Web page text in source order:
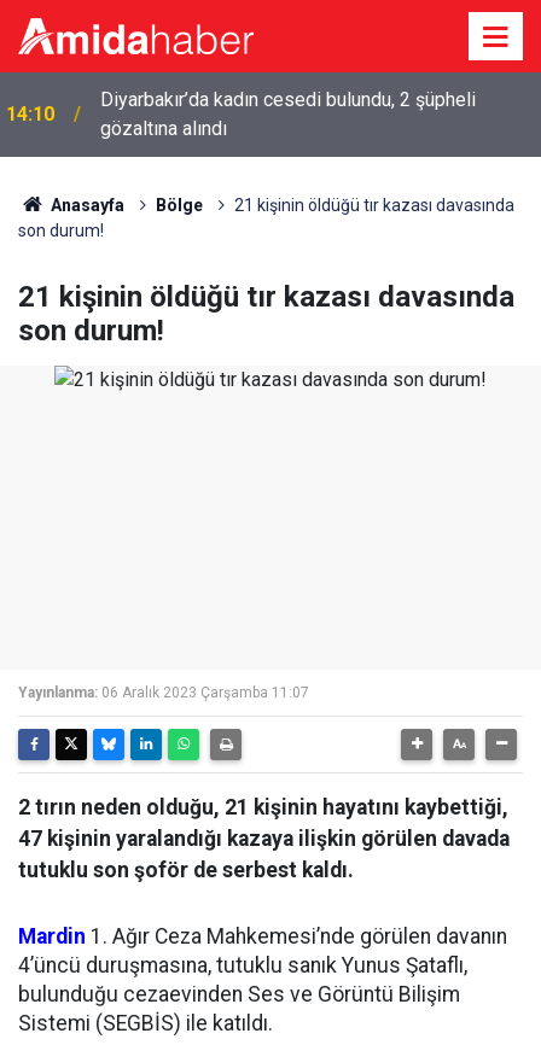
14:10
Diyarbakır’da kadın cesedi bulundu, 2 şüpheli
gözaltına alındı
Anasayfa Bölge
21 kişinin öldüğü tır kazası davasında
son durum!
21 kişinin öldüğü tır kazası davasında
son durum!
Yayınlanma: 06 Aralık 2023 Çarşamba 11:07
2 tırın neden olduğu, 21 kişinin hayatını kaybettiği,
47 kişinin yaralandığı kazaya ilişkin görülen davada
tutuklu son şoför de serbest kaldı.
Mardin 1. Ağır Ceza Mahkemesi’nde görülen davanın
4’üncü duruşmasına, tutuklu sanık Yunus Şataflı,
bulunduğu cezaevinden Ses ve Görüntü Bilişim
Sistemi (SEGBİS) ile katıldı.